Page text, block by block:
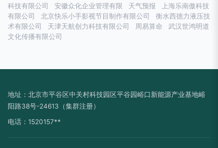
科技有限公司
安徽众化企业管理有限 天气预报
上海乐南傲科技
有限公司
北京快乐小手影视节目制作有限公司
衡水西德力液压技
术有限公司
天津天航创力科技有限公司 周易算命
武汉世鸿明道
文化传播有限公司
地址：北京市平谷区中关村科技园区平谷园峪口新能源产业基地峪
阳路38号-24613（集群注册）
电话：1520157**